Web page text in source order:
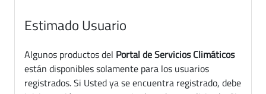
Estimado Usuario
Algunos productos del Portal de Servicios Climáticos
están disponibles solamente para los usuarios
registrados. Si Usted ya se encuentra registrado, debe